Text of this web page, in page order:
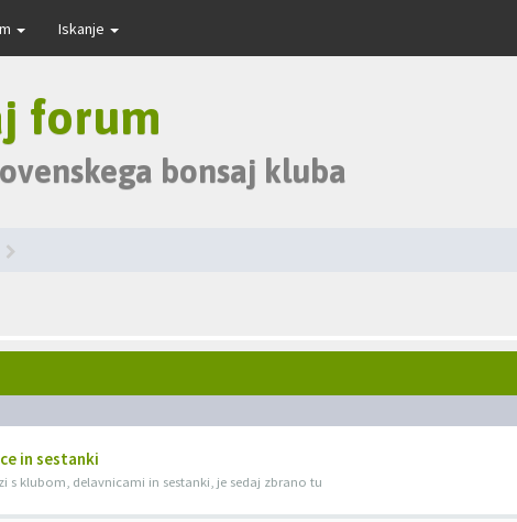
Iskanje
forum
bonsaj kluba
in sestanki
s klubom, delavnicami in sestanki, je sedaj zbrano tu